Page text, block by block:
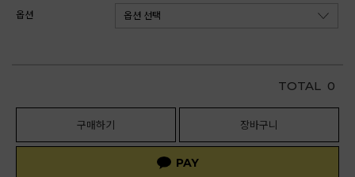
옵션
TOTAL 0
구매하기 장바구니